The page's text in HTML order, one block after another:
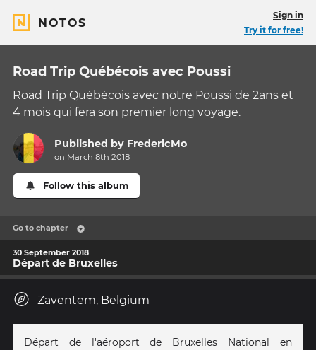
NOTOS
Sign in
Try it for free!
Road Trip Québécois avec Poussi
Road Trip Québécois avec notre Poussi de 2ans et
4 mois qui fera son premier long voyage.
Published by FredericMo
on March 8th 2018
Follow this album
Go to chapter
30 September 2018
Départ de Bruxelles
Zaventem, Belgium
Départ de l'aéroport de Bruxelles National en